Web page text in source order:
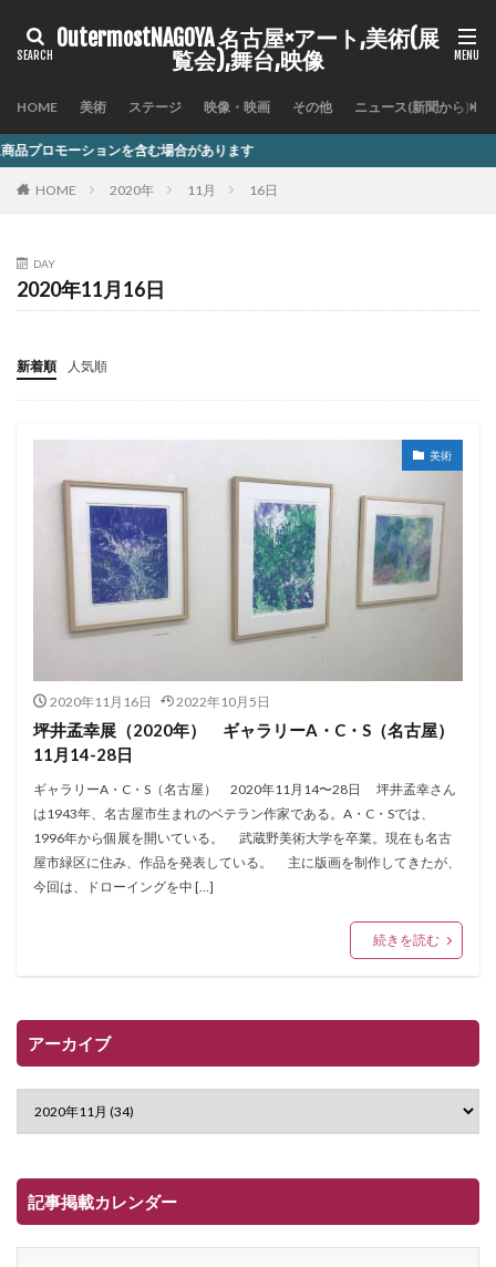
OutermostNAGOYA 名古屋×アート,美術(展
覧会),舞台,映像
HOME 美術 ステージ 映像・映画 その他 ニュース(新聞から)
含む場合があります
HOME 2020年 11月 16日
DAY
2020年11月16日
新着順 人気順
美術
2020年11月16日 2022年10月5日
坪井孟幸展（2020年） ギャラリーA・C・S（名古屋）
11月14-28日
ギャラリーA・C・S（名古屋） 2020年11月14〜28日 坪井孟幸さん
は1943年、名古屋市生まれのベテラン作家である。A・C・Sでは、
1996年から個展を開いている。 武蔵野美術大学を卒業。現在も名古
屋市緑区に住み、作品を発表している。 主に版画を制作してきたが、
今回は、ドローイングを中 […]
続きを読む
アーカイブ
記事掲載カレンダー